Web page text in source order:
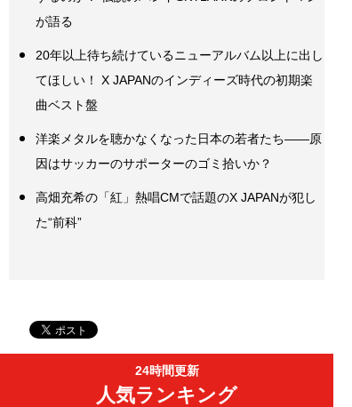
が語る
20年以上待ち続けているニューアルバム以上に出し
てほしい！ X JAPANのインディーズ時代の初期楽
曲ベスト盤
洋楽メタルを聴かなくなった日本の若者たち――原
因はサッカーのサポーターのゴミ拾いか？
高畑充希の「紅」熱唱CMで話題のX JAPANが犯し
た“前科”
24時間更新
人気ランキング